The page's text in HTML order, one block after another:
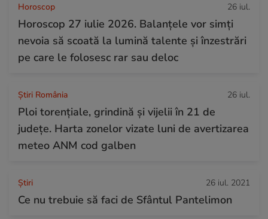
Horoscop 26 iul.
Horoscop 27 iulie 2026. Balanțele vor simți
nevoia să scoată la lumină talente și înzestrări
pe care le folosesc rar sau deloc
Știri România 26 iul.
Ploi torențiale, grindină și vijelii în 21 de
județe. Harta zonelor vizate luni de avertizarea
meteo ANM cod galben
Ştiri 26 iul. 2021
Ce nu trebuie să faci de Sfântul Pantelimon